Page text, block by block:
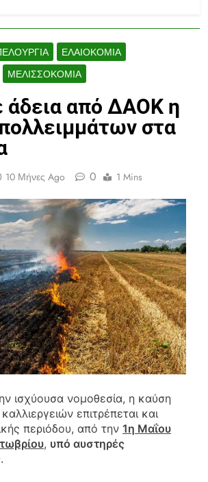
ΕΛΑΙΟΚΟΜΊΑ
ΜΕΛΙΣΣΟΚΟΜΊΑ
άδεια από ΔΑΟΚ η
στα
10 Μήνες Ago 0 1 Mins
ισχύουσα νομοθεσία, η καύση
επιτρέπεται και
περιόδου, από την 1η Μαΐου
, υπό αυστηρές
.